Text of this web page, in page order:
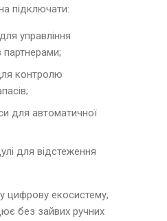
підключати:
управління
партнерами;
контролю
для автоматичної
для відстеження
цифрову екосистему,
без зайвих ручних